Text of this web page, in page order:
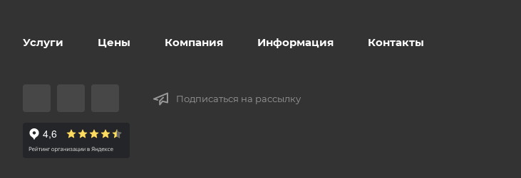
Услуги Цены Компания Информация Контакты
Подписаться на рассылку